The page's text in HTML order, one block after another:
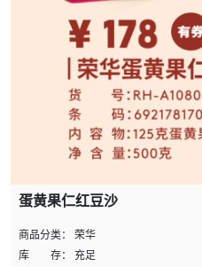
蛋黄果仁红豆沙
商品分类： 荣华
库 存： 充足